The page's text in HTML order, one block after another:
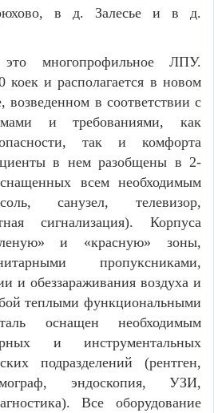
в д. Залесье и в д.
многопрофильное ЛПУ.
коек и располагается в новом
возведенном в соответствии с
и требованиями, как
так и комфорта
в нем разобщены в 2-
всем необходимым
санузел, телевизор,
сигнализация). Корпуса
и «красную» зоны,
пропуксниками,
и обеззараживания воздуха и
теплыми функциональными
оснащен необходимым
и инструментальных
подразделений (рентген,
эндоскопия, УЗИ,
Все оборудование